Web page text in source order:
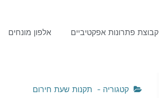
קבוצת פתרונות אפקטיביים אלפון מונחים
קטגוריה - תקנות שעת חירום